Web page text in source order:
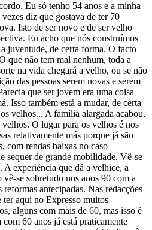
Eu só tenho 54 anos e a minha
diz que gostava de ter 70
Isto de ser novo e de ser velho
Eu acho que nós construímos
juventude, de certa forma. O facto
que não tem mal nenhum, toda a
na vida chegará a velho, ou se não
das pessoas serem novas e serem
que ser jovem era uma coisa
Isso também está a mudar, de certa
velhos... A família alargada acabou,
O lugar para os velhos é nos
relativamente más porque já são
com rendas baixas no caso
sequer de grande mobilidade. Vê-se
A experiência que dá a velhice, a
vê-se sobretudo nos anos 90 com a
antecipadas. Nas redacções
aqui no Expresso muitos
alguns com mais de 60, mas isso é
60 anos já está praticamente